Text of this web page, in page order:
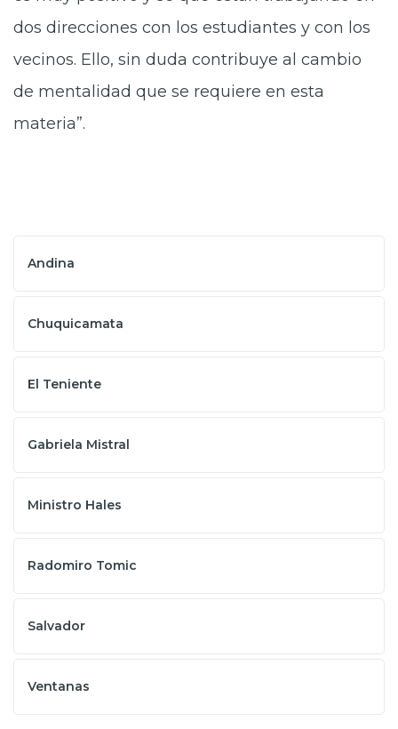
dos direcciones con los estudiantes y con los
vecinos. Ello, sin duda contribuye al cambio
de mentalidad que se requiere en esta
materia”.
Andina
Chuquicamata
El Teniente
Gabriela Mistral
Ministro Hales
Radomiro Tomic
Salvador
Ventanas